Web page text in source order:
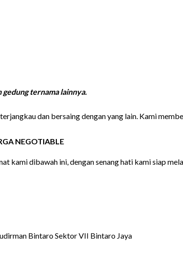
gedung ternama lainnya.
dan bersaing dengan yang lain. Kami
NEGOTIABLE
kami dibawah ini, dengan senang hati kami siap
Bintaro Sektor VII Bintaro Jaya